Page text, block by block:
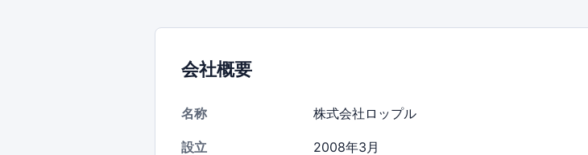
会社概要
名称 株式会社ロップル
設立 2008年3月